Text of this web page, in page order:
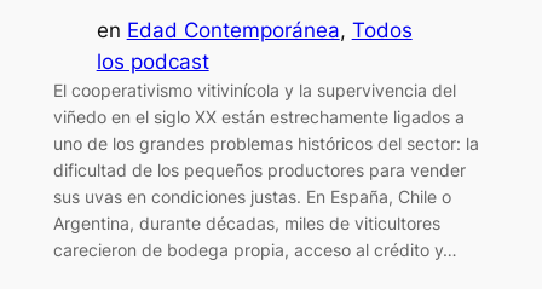
en Edad Contemporánea, Todos
los podcast
El cooperativismo vitivinícola y la supervivencia del
viñedo en el siglo XX están estrechamente ligados a
uno de los grandes problemas históricos del sector: la
dificultad de los pequeños productores para vender
sus uvas en condiciones justas. En España, Chile o
Argentina, durante décadas, miles de viticultores
carecieron de bodega propia, acceso al crédito y…